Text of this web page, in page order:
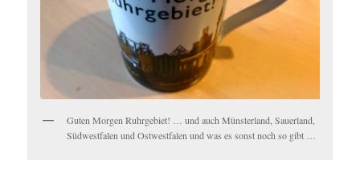
Guten Morgen Ruhrgebiet! … und auch Münsterland, Sauerland,
Südwestfalen und Ostwestfalen und was es sonst noch so gibt …